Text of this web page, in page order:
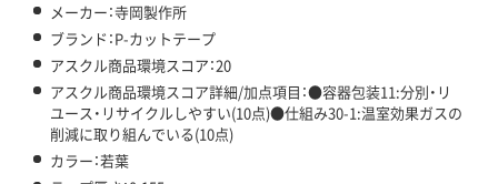
メーカー：寺岡製作所
ブランド：P-カットテープ
アスクル商品環境スコア：20
アスクル商品環境スコア詳細/加点項目：●容器包装11:分別・リ
ユース・リサイクルしやすい(10点)●仕組み30-1:温室効果ガスの
削減に取り組んでいる(10点)
カラー：若葉